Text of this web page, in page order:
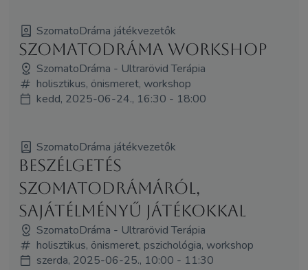
SzomatoDráma játékvezetők
SzomatoDráma Workshop
SzomatoDráma - Ultrarövid Terápia
holisztikus, önismeret, workshop
kedd, 2025-06-24., 16:30 - 18:00
SzomatoDráma játékvezetők
Beszélgetés
SzomatoDrámáról,
sajátélményű játékokkal
SzomatoDráma - Ultrarövid Terápia
holisztikus, önismeret, pszichológia, workshop
szerda, 2025-06-25., 10:00 - 11:30